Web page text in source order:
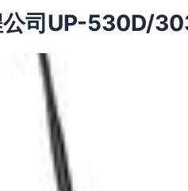
司UP-530D/